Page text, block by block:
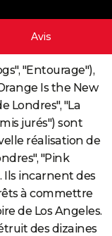
Avis
"Entourage"),
Is the New
Londres", "La
jurés") sont
réalisation de
"Pink
Ils incarnent des
à commettre
de Los Angeles.
des dizaines